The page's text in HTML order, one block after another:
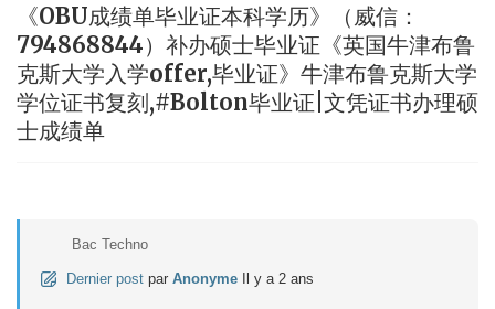
《OBU成绩单毕业证本科学历》（威信：
794868844）补办硕士毕业证《英国牛津布鲁
克斯大学入学offer,毕业证》牛津布鲁克斯大学
学位证书复刻,#Bolton毕业证|文凭证书办理硕
士成绩单
Bac Techno
Dernier post par Anonyme Il y a 2 ans